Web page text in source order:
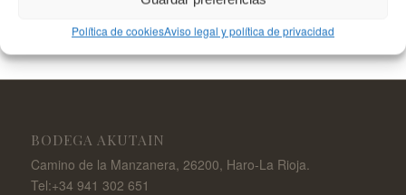
Política de cookiesAviso legal y política de privacidad
BODEGA AKUTAIN
Camino de la Manzanera, 26200, Haro-La Rioja.
Tel:+34 941 302 651